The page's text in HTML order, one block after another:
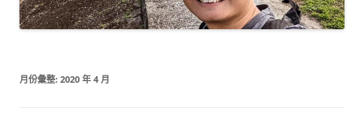
月份彙整: 2020 年 4 月